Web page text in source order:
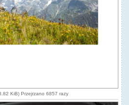
KiB) Przejrzano 6857 razy